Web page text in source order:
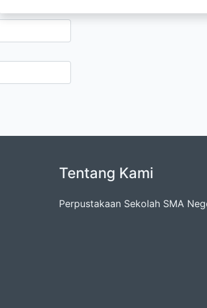
Tentang Kami
Perpustakaan Sekolah SMA